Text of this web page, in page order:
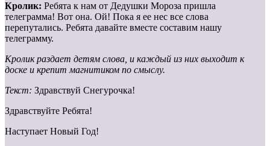
Кролик: Ребята к нам от Дедушки Мороза пришла
телеграмма! Вот она. Ой! Пока я ее нес все слова
перепутались. Ребята давайте вместе составим нашу
телеграмму.
Кролик раздает детям слова, и каждый из них выходит к
доске и крепит магнитиком по смыслу.
Текст: Здравствуй Снегурочка!
Здравствуйте Ребята!
Наступает Новый Год!